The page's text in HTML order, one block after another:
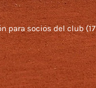
para socios del club